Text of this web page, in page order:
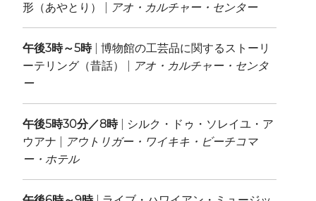
形（あやとり） |
アオ・カルチャー・センター
午後3時～5時| 博物館の工芸品に関するストーリ
ーテリング（昔話） |
アオ・カルチャー・センタ
ー
午後5時30分／8時| シルク・ドゥ・ソレイユ・ア
ウアナ |
アウトリガー・ワイキキ・ビーチコマ
ー・ホテル